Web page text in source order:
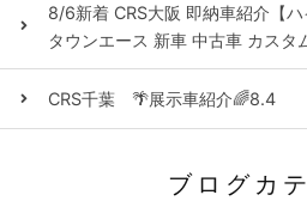
8/6新着 CRS大阪 即納車紹介【
タウンエース 新車 中古車 カスタ
CRS千葉 🌴展示車紹介🌈8.4
ブログカ